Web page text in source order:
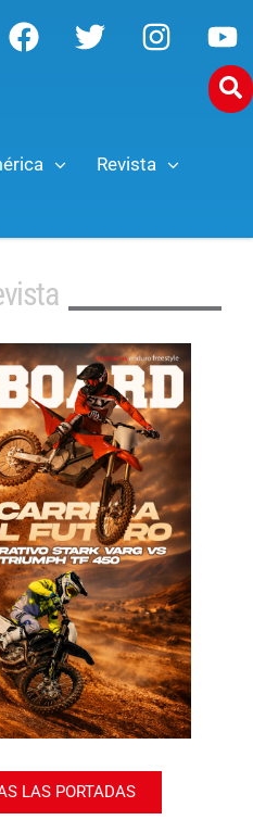
Revista
LAS PORTADAS